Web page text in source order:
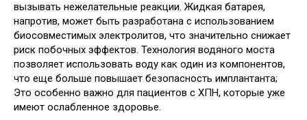
вызывать нежелательные реакции. Жидкая батарея,
напротив, может быть разработана с использованием
биосовместимых электролитов, что значительно снижает
риск побочных эффектов. Технология водяного моста
позволяет использовать воду как один из компонентов,
что еще больше повышает безопасность имплантанта;
Это особенно важно для пациентов с ХПН, которые уже
имеют ослабленное здоровье.